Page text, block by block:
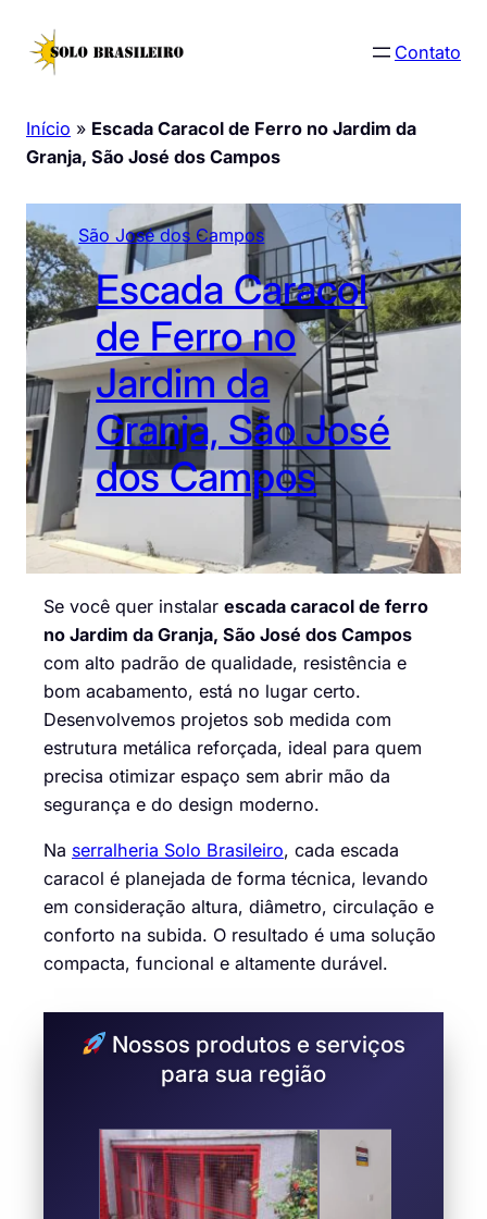
para
Contato
Início » Escada Caracol de Ferro no Jardim da
Granja, São José dos Campos
São José dos Campos
Escada Caracol
de Ferro no
Jardim da
Granja, São José
dos Campos
Se você quer instalar escada caracol de ferro
no Jardim da Granja, São José dos Campos
com alto padrão de qualidade, resistência e
bom acabamento, está no lugar certo.
Desenvolvemos projetos sob medida com
estrutura metálica reforçada, ideal para quem
precisa otimizar espaço sem abrir mão da
segurança e do design moderno.
Na serralheria Solo Brasileiro, cada escada
caracol é planejada de forma técnica, levando
em consideração altura, diâmetro, circulação e
conforto na subida. O resultado é uma solução
compacta, funcional e altamente durável.
Nossos produtos e serviços
para sua região